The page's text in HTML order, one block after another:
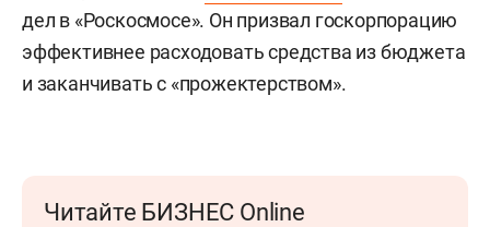
дел в «Роскосмосе». Он призвал госкорпорацию
эффективнее расходовать средства из бюджета
и заканчивать с «прожектерством».
Читайте БИЗНЕС Online